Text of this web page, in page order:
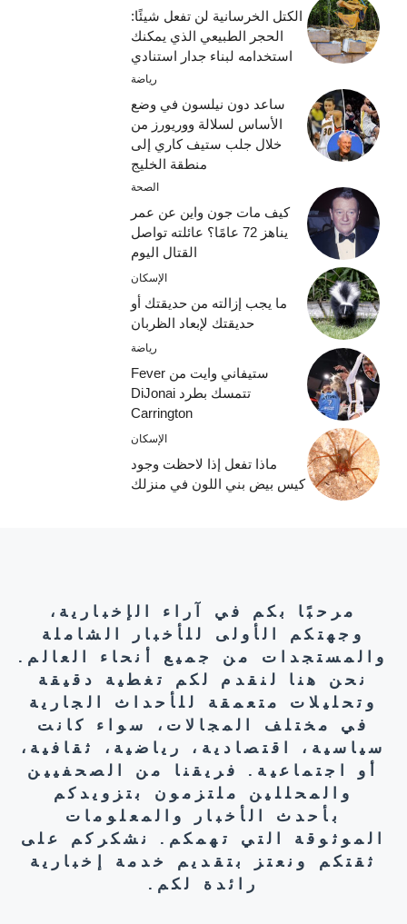
الكتل الخرسانية لن تفعل شيئًا:
الحجر الطبيعي الذي يمكنك
استخدامه لبناء جدار استنادي
رياضة
ساعد دون نيلسون في وضع
الأساس لسلالة ووريورز من
خلال جلب ستيف كاري إلى
منطقة الخليج
الصحة
كيف مات جون واين عن عمر
يناهز 72 عامًا؟ عائلته تواصل
القتال اليوم
الإسكان
ما يجب إزالته من حديقتك أو
حديقتك لإبعاد الظربان
رياضة
ستيفاني وايت من Fever
تتمسك بطرد DiJonai
Carrington
الإسكان
ماذا تفعل إذا لاحظت وجود
كيس بيض بني اللون في منزلك
مرحبًا بكم في آراء الإخبارية،
وجهتكم الأولى للأخبار الشاملة
والمستجدات من جميع أنحاء العالم.
نحن هنا لنقدم لكم تغطية دقيقة
وتحليلات متعمقة للأحداث الجارية
في مختلف المجالات، سواء كانت
سياسية، اقتصادية، رياضية، ثقافية،
أو اجتماعية. فريقنا من الصحفيين
والمحللين ملتزمون بتزويدكم
بأحدث الأخبار والمعلومات
الموثوقة التي تهمكم. نشكركم على
ثقتكم ونعتز بتقديم خدمة إخبارية
رائدة لكم.